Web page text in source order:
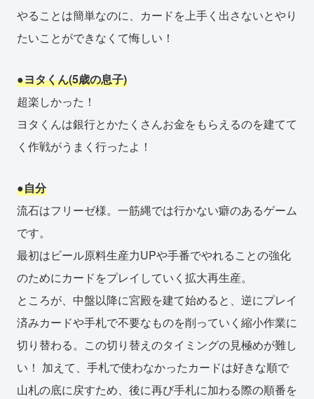
やることは簡単なのに、カードを上手く出さないとやり
たいことができなくて悔しい！
●ヨタくん(5歳の息子)
超楽しかった！
ヨタくんは銀行とかたくさんお金をもらえるのを建てて
く作戦がうまく行ったよ！
●自分
流石はフリーゼ様。一筋縄では行かない癖のあるゲーム
です。
最初はビール原料生産力UPや手番でやれることの強化
のためにカードをプレイしていく拡大再生産。
ところが、中盤以降に宮殿を建て始めると、逆にプレイ
済みカードや手札で不要なものを削っていく縮小作業に
切り替わる。この切り替えのタイミングの見極めが難し
い！ 加えて、手札で使わなかったカードは好きな順で
山札の底に戻すため、後に再び手札に加わる際の順番を